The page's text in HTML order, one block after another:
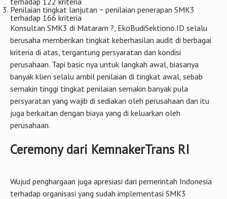
Penilaian tingkat lanjutan − penilaian penerapan SMK3
terhadap 166 kriteria
Konsultan SMK3 di Mataram ?, EkoBudiSektiono.ID selalu
berusaha memberikan tingkat keberhasilan audit di berbagai
kriteria di atas, tergantung persyaratan dan kondisi
perusahaan. Tapi basic nya untuk langkah awal, biasanya
banyak klien selalu ambil penilaian di tingkat awal, sebab
semakin tinggi tingkat penilaian semakin banyak pula
persyaratan yang wajib di sediakan oleh perusahaan dan itu
juga berkaitan dengan biaya yang di keluarkan oleh
perusahaan.
Ceremony dari KemnakerTrans RI
Wujud penghargaan juga apresiasi dari pemerintah Indonesia
terhadap organisasi yang sudah implementasi SMK3